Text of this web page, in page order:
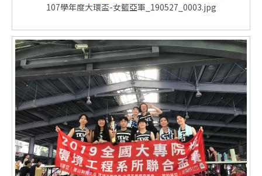
107學年度大環盃-女籃亞軍_190527_0003.jpg